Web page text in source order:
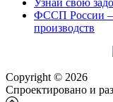
ФССП России
производств
Copyright © 2026
Спроектировано и